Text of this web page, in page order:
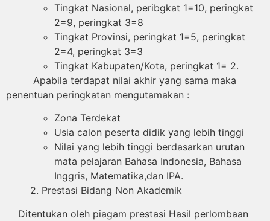
Tingkat Nasional, peribgkat 1=10, peringkat
2=9, peringkat 3=8
Tingkat Provinsi, peringkat 1=5, peringkat
2=4, peringkat 3=3
Tingkat Kabupaten/Kota, peringkat 1= 2.
Apabila terdapat nilai akhir yang sama maka
penentuan peringkatan mengutamakan :
Zona Terdekat
Usia calon peserta didik yang lebih tinggi
Nilai yang lebih tinggi berdasarkan urutan
mata pelajaran Bahasa Indonesia, Bahasa
Inggris, Matematika,dan IPA.
2. Prestasi Bidang Non Akademik
Ditentukan oleh piagam prestasi Hasil perlombaan